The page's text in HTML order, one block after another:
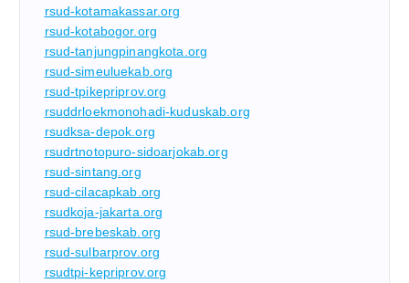
rsud-kotamakassar.org
rsud-kotabogor.org
rsud-tanjungpinangkota.org
rsud-simeuluekab.org
rsud-tpikepriprov.org
rsuddrloekmonohadi-kuduskab.org
rsudksa-depok.org
rsudrtnotopuro-sidoarjokab.org
rsud-sintang.org
rsud-cilacapkab.org
rsudkoja-jakarta.org
rsud-brebeskab.org
rsud-sulbarprov.org
rsudtpi-kepriprov.org